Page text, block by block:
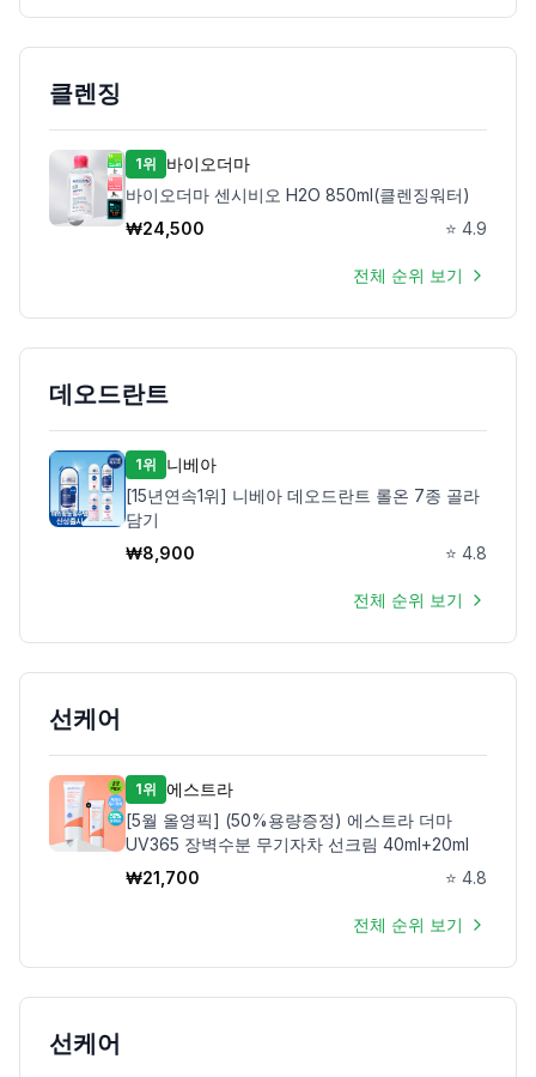
클렌징
1위
바이오더마
바이오더마 센시비오 H2O 850ml(클렌징워터)
₩24,500 ⭐ 4.9
전체 순위 보기
데오드란트
1위
니베아
[15년연속1위] 니베아 데오드란트 롤온 7종 골라
담기
₩8,900 ⭐ 4.8
전체 순위 보기
선케어
1위 에스트라
[5월 올영픽] (50%용량증정) 에스트라 더마
UV365 장벽수분 무기자차 선크림 40ml+20ml
₩21,700 ⭐ 4.8
전체 순위 보기
선케어